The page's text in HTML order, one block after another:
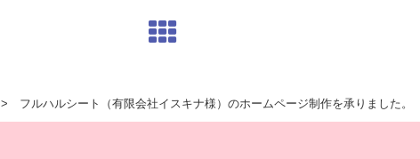
> フルハルシート（有限会社イスキナ様）のホームページ制作を承りました。